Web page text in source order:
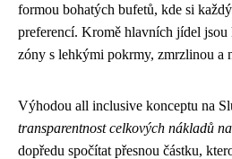
formou bohatých bufetů, kde si
preferencí. Kromě hlavních jídel
zóny s lehkými pokrmy, zmrzlinou a
Výhodou all inclusive konceptu na
transparentnost celkových nákladů
dopředu spočítat přesnou částku,